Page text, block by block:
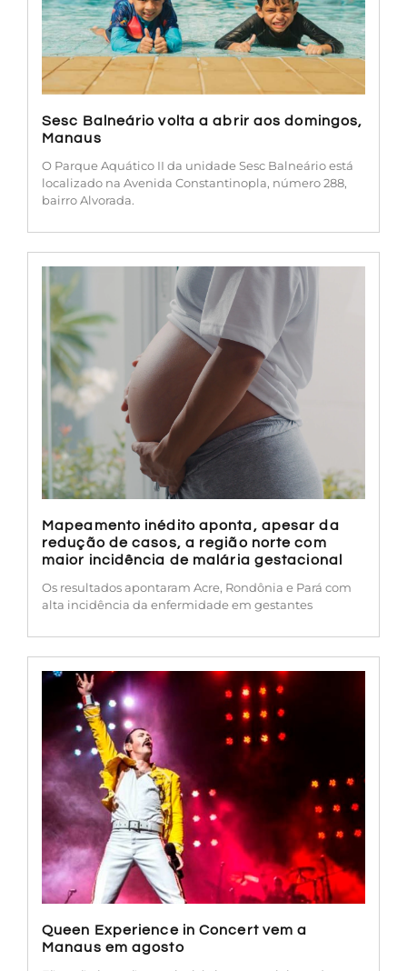
Sesc Balneário volta a abrir aos domingos,
Manaus
O Parque Aquático II da unidade Sesc Balneário está
localizado na Avenida Constantinopla, número 288,
bairro Alvorada.
Mapeamento inédito aponta, apesar da
redução de casos, a região norte com
maior incidência de malária gestacional
Os resultados apontaram Acre, Rondônia e Pará com
alta incidência da enfermidade em gestantes
Queen Experience in Concert vem a
Manaus em agosto